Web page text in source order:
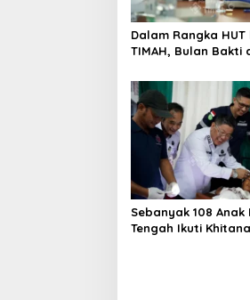
Dalam Rangka HUT
TIMAH, Bulan Bakti
Darah, dan
Gratis
Sebanyak 108 Anak
Tengah Ikuti